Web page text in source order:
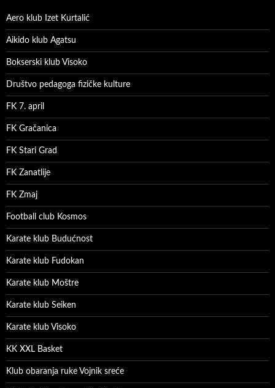
Aero klub Izet Kurtalić
Aikido klub Agatsu
Bokserski klub Visoko
Društvo pedagoga fizičke kulture
FK 7. april
FK Gračanica
FK Stari Grad
FK Zanatlije
FK Zmaj
Football club Kosmos
Karate klub Budućnost
Karate klub Fudokan
Karate klub Moštre
Karate klub Seiken
Karate klub Visoko
KK XXL Basket
Klub obaranja ruke Vojnik sreće